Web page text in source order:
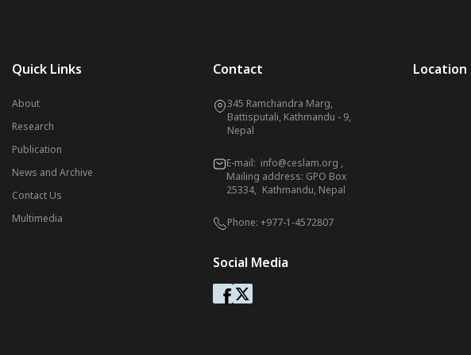
Quick Links
About
Research
Publication
News and Archive
Contact Us
Multimedia
Contact
345 Ramchandra Marg,
Battisputali, Kathmandu - 9,
Nepal
E-mail: info@ceslam.org ,
Mailing address: GPO Box
25334, Kathmandu, Nepal
Phone: +977-1-4572807
Social Media
Location